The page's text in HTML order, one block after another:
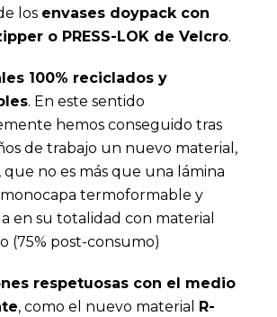
los envases doypack con
o PRESS-LOK de Velcro.
100% reciclados y
. En este sentido
hemos conseguido tras
de trabajo un nuevo material,
, que no es más que una lámina
termoformable y
en su totalidad con material
(75% post-consumo)
respetuosas con el medio
, como el nuevo material
R-